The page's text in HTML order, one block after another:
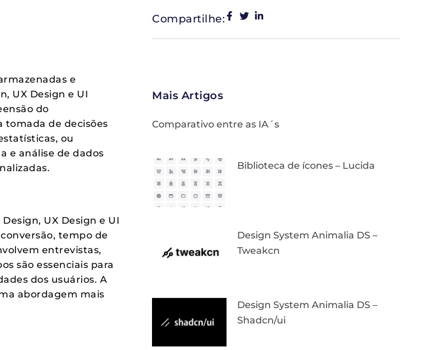
e
UX Design e UI
do
tomada de decisões
ou
e análise de dados
UX Design e UI
tempo de
entrevistas,
são essenciais para
dos usuários. A
abordagem mais
Compartilhe:
Mais Artigos
Comparativo entre as IA´s
Biblioteca de ícones – Lucida
Design System Animalia DS –
Tweakcn
Design System Animalia DS –
Shadcn/ui